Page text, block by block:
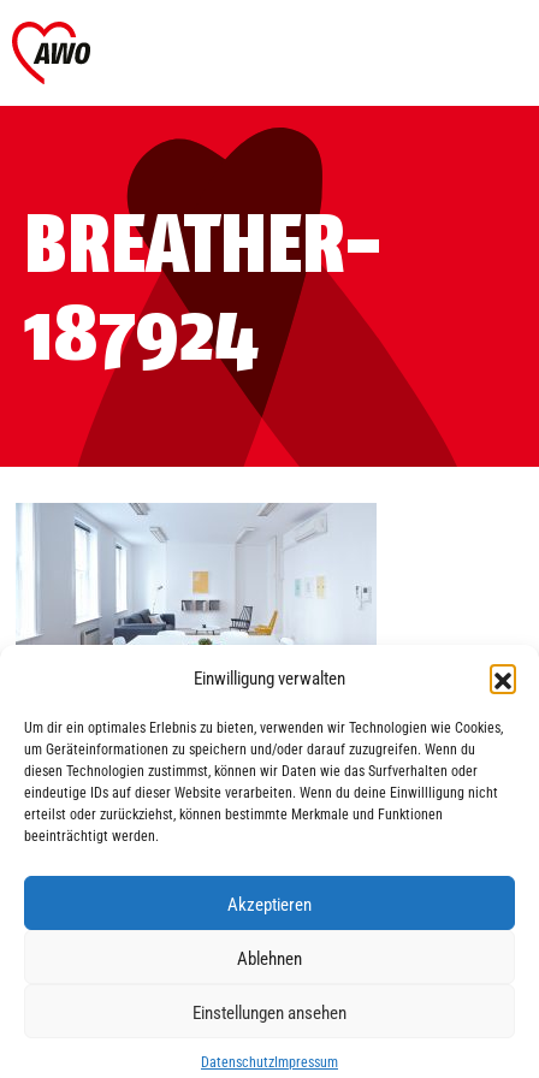
Einwilligung verwalten
Um dir ein optimales Erlebnis zu bieten, verwenden wir Technologien wie Cookies,
um Geräteinformationen zu speichern und/oder darauf zuzugreifen. Wenn du
diesen Technologien zustimmst, können wir Daten wie das Surfverhalten oder
eindeutige IDs auf dieser Website verarbeiten. Wenn du deine Einwillligung nicht
erteilst oder zurückziehst, können bestimmte Merkmale und Funktionen
beeinträchtigt werden.
Akzeptieren
Ablehnen
Einstellungen ansehen
DatenschutzImpressum
BREATHER-
187924
| © 2025 AWO Ausbildung